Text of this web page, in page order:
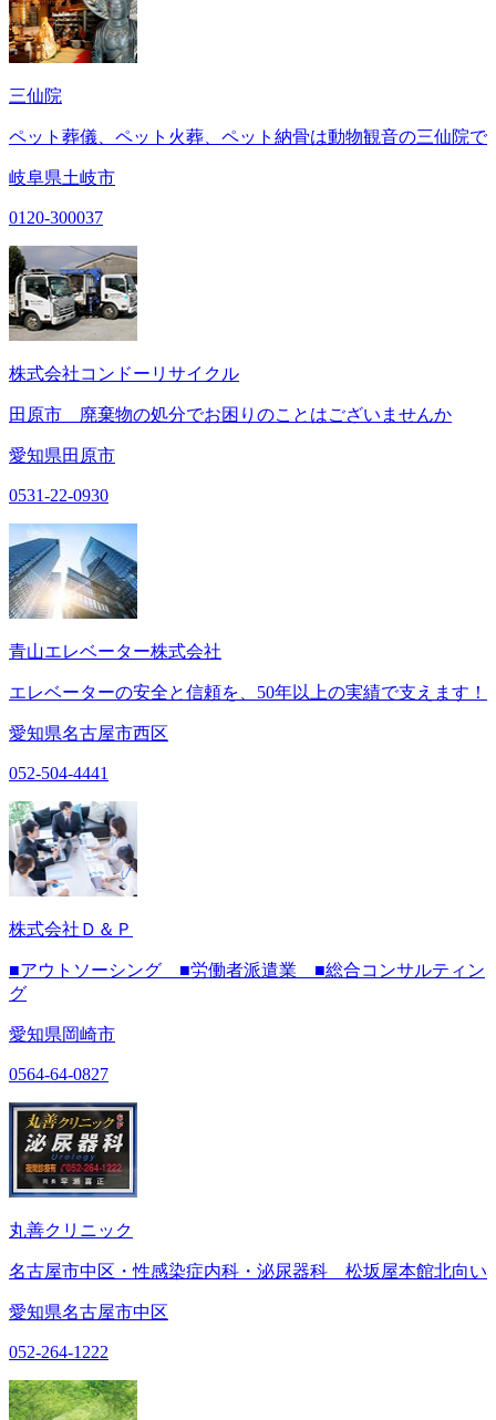
三仙院
ペット葬儀、ペット火葬、ペット納骨は動物観音の三仙院で
岐阜県土岐市
0120-300037
株式会社コンドーリサイクル
田原市 廃棄物の処分でお困りのことはございませんか
愛知県田原市
0531-22-0930
青山エレベーター株式会社
エレベーターの安全と信頼を、50年以上の実績で支えます！
愛知県名古屋市西区
052-504-4441
株式会社Ｄ＆Ｐ
■アウトソーシング ■労働者派遣業 ■総合コンサルティン
グ
愛知県岡崎市
0564-64-0827
丸善クリニック
名古屋市中区・性感染症内科・泌尿器科 松坂屋本館北向い
愛知県名古屋市中区
052-264-1222